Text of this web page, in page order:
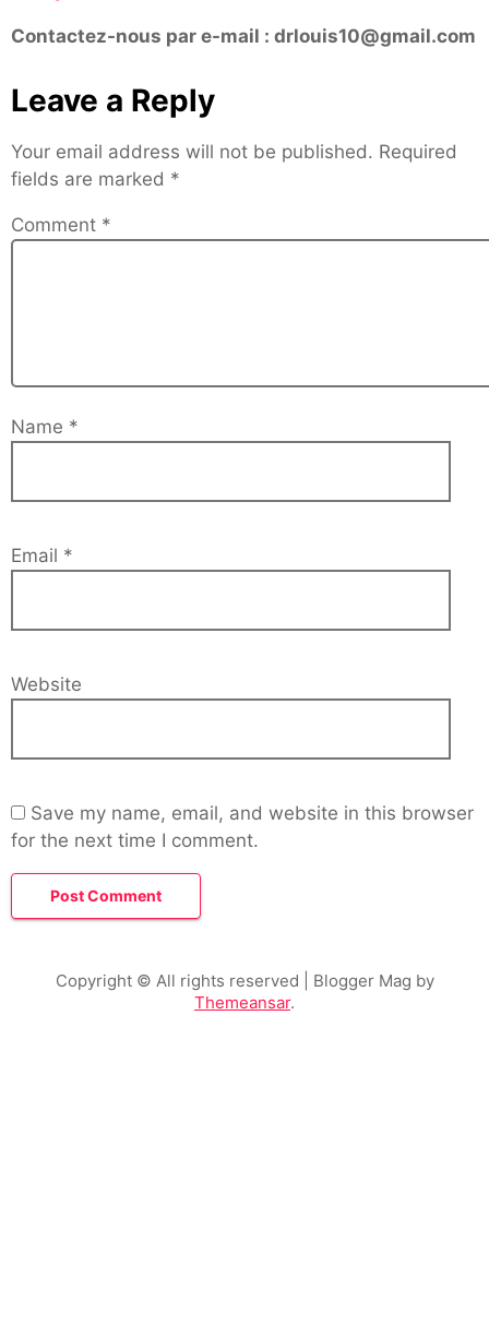
Contactez-nous par e-mail : drlouis10@gmail.com
Leave a Reply
Your email address will not be published. Required
fields are marked *
Comment *
Name *
Email *
Website
Save my name, email, and website in this browser
for the next time I comment.
Copyright © All rights reserved | Blogger Mag by
Themeansar.